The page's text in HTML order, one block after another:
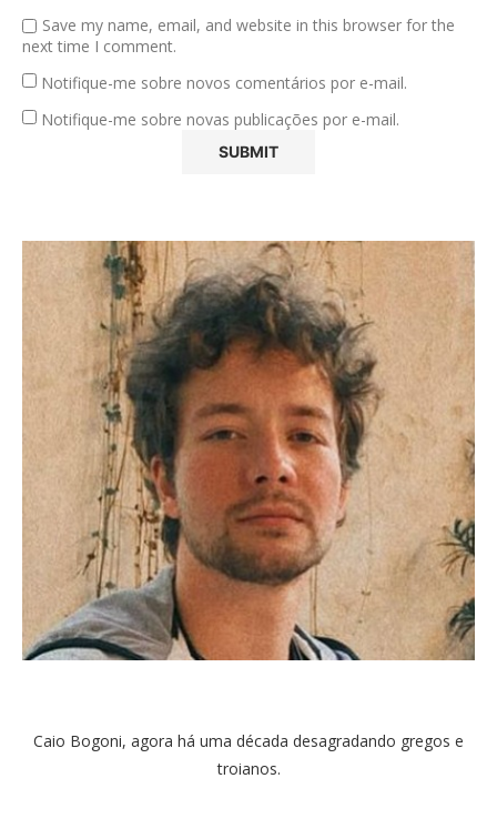
Save my name, email, and website in this browser for the
next time I comment.
Notifique-me sobre novos comentários por e-mail.
Notifique-me sobre novas publicações por e-mail.
Caio Bogoni, agora há uma década desagradando gregos e
troianos.